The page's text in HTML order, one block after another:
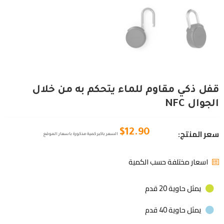
قفل ذكي مقاوم للماء يتحكم به من خلال
الجوال NFC
سعر المنتج: $12.90 السعر باكبر كمية مذكورة باسعار الموقع
اسعار مختلفة حسب الكمية
يمثل حاوية 20 قدم
يمثل حاوية 40 قدم